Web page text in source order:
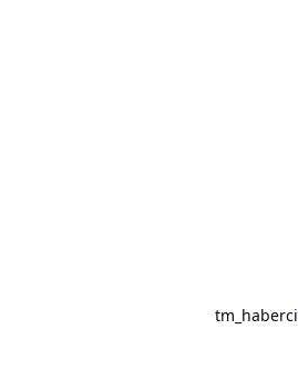
tm_haberci